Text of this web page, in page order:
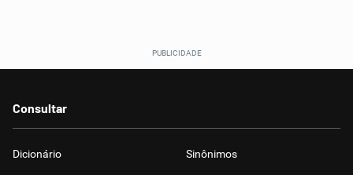
Consultar
Dicionário Sinônimos